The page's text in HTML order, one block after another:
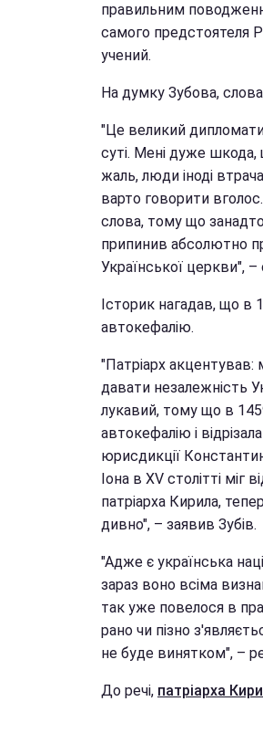
правильним
самого предстоятеля
учений.
На думку Зубова,
"Це великий
суті. Мені дуже
жаль, люди іноді
варто говорити
слова, тому що
припинив абсолютно
Української церкви", –
Історик нагадав, що в
автокефалію.
"Патріарх
давати незалежність
лукавий, тому що в
автокефалію і
юрисдикції
Іона в XV столітті
патріарха Кирила,
дивно", – заявив Зубів.
"Адже є українська
зараз воно всіма
так уже повелося в
рано чи пізно
не буде винятком", –
До речі, патріарха